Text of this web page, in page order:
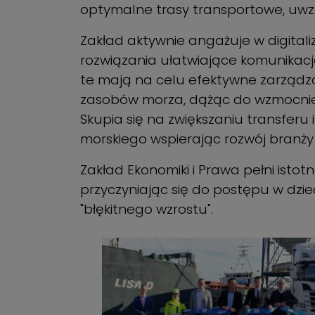
optymalne trasy transportowe,
Zakład aktywnie angażuje w
rozwiązania ułatwiające
te mają na celu efektywne
zasobów morza, dążąc do
Skupia się na zwiększaniu
morskiego wspierając rozwój
Zakład Ekonomiki i Prawa pełni
przyczyniając się do postępu w
"błękitnego wzrostu".